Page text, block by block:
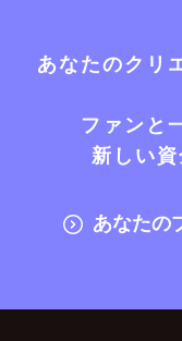
あなたのクリ
ファンと
新しい
あなたの